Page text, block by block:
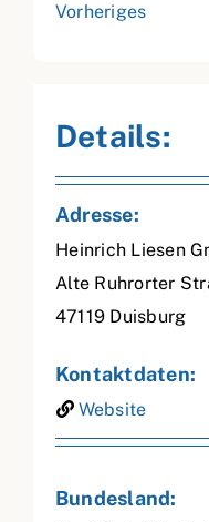
Vorheriges
Details:
Adresse:
Heinrich Liesen
Alte Ruhrorter
47119 Duisburg
Kontaktdaten:
Website
Bundesland: